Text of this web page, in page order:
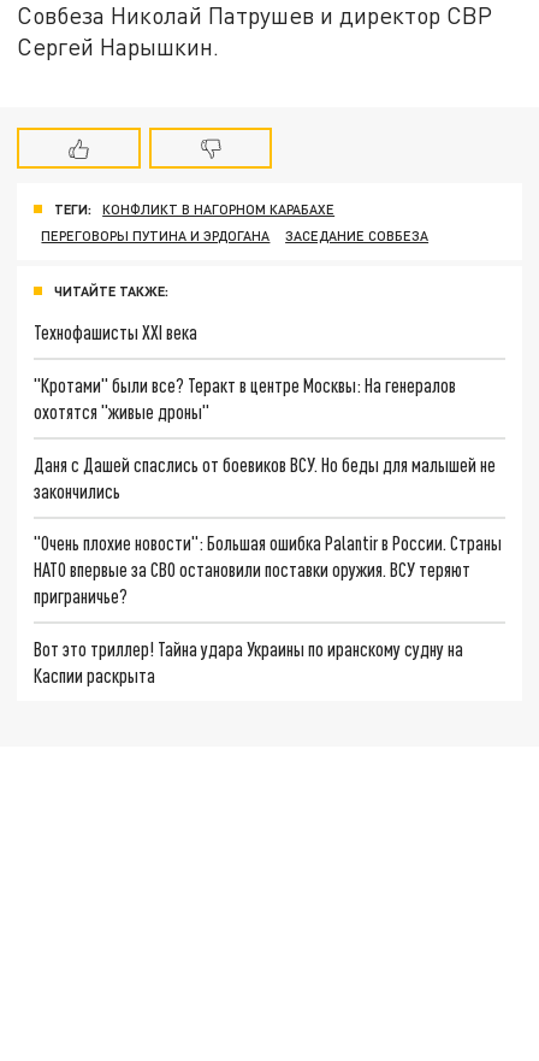
Совбеза Николай Патрушев и директор СВР
Сергей Нарышкин.
ТЕГИ:
КОНФЛИКТ В НАГОРНОМ КАРАБАХЕ
ПЕРЕГОВОРЫ ПУТИНА И ЭРДОГАНА
ЗАСЕДАНИЕ СОВБЕЗА
ЧИТАЙТЕ ТАКЖЕ:
Технофашисты XXI века
"Кротами" были все? Теракт в центре Москвы: На генералов
охотятся "живые дроны"
Даня с Дашей спаслись от боевиков ВСУ. Но беды для малышей не
закончились
"Очень плохие новости": Большая ошибка Palantir в России. Страны
НАТО впервые за СВО остановили поставки оружия. ВСУ теряют
приграничье?
Вот это триллер! Тайна удара Украины по иранскому судну на
Каспии раскрыта